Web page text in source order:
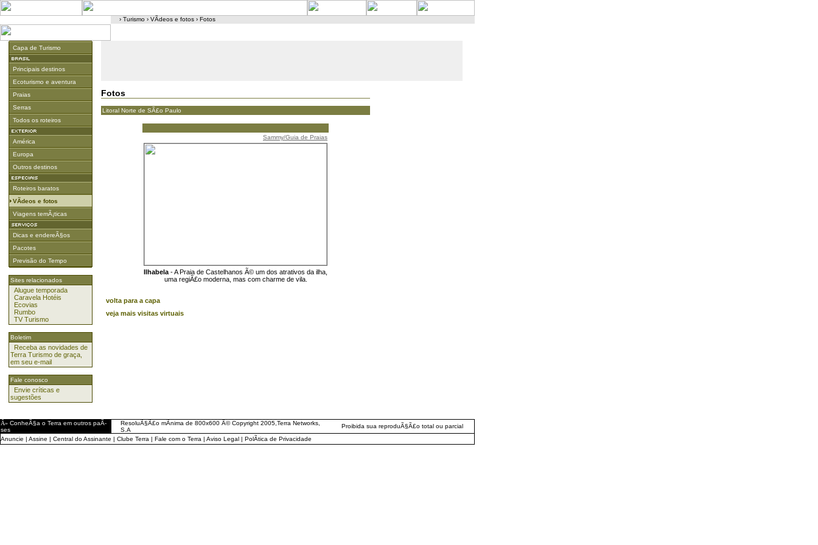
› Turismo › VÃ­deos e fotos › Fotos
Capa de Turismo
Principais destinos
Ecoturismo e aventura
Praias
Serras
Todos os roteiros
América
Europa
Outros destinos
Roteiros baratos
VÃ­deos e fotos
Viagens temÃ¡ticas
Dicas e endereÃ§os
Pacotes
Previsão do Tempo
Sites relacionados
Alugue temporada
Caravela Hotéis
Ecovias
Rumbo
TV Turismo
Boletim
Receba as novidades de
Terra Turismo de graça,
em seu e-mail
Fale conosco
Envie críticas e
sugestões
Fotos
Litoral Norte de SÃ£o Paulo
Sammy/Guia de Praias
Ilhabela - A Praia de Castelhanos Ã© um dos atrativos da ilha,
uma regiÃ£o moderna, mas com charme de vila.
volta para a capa
veja mais visitas virtuais
Â» ConheÃ§a o Terra em outros paÃ­
ses
ResoluÃ§Ã£o mÃ­nima de 800x600 Â© Copyright 2005,Terra Networks,
S.A
Proibida sua reproduÃ§Ã£o total ou parcial
Anuncie | Assine | Central do Assinante | Clube Terra | Fale com o Terra | Aviso Legal | PolÃ­tica de Privacidade